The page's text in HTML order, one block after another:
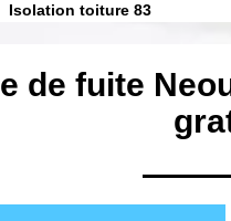
Isolation toiture 83
de fuite